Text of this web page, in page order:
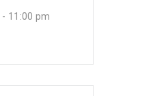
- 11:00 pm